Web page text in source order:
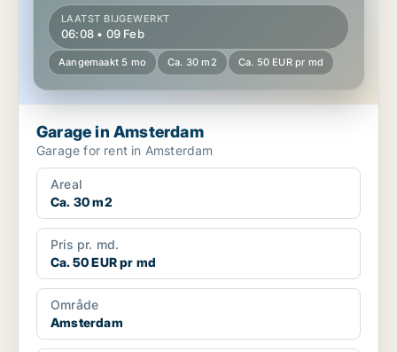
LAATST BIJGEWERKT
06:08 • 09 Feb
Aangemaakt 5 mo Ca. 30 m2 Ca. 50 EUR pr md
Garage in Amsterdam
Garage for rent in Amsterdam
Areal
Ca. 30 m2
Pris pr. md.
Ca. 50 EUR pr md
Område
Amsterdam